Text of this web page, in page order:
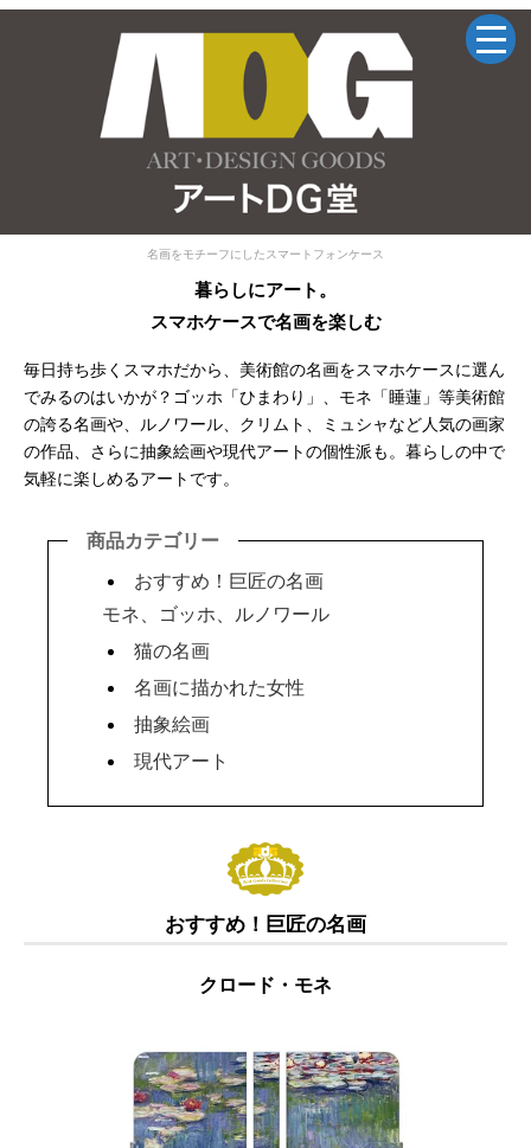
名画をモチーフにしたスマートフォンケース
暮らしにアート。
スマホケースで名画を楽しむ
毎日持ち歩くスマホだから、美術館の名画をスマホケースに選ん
でみるのはいかが？ゴッホ「ひまわり」、モネ「睡蓮」等美術館
の誇る名画や、ルノワール、クリムト、ミュシャなど人気の画家
の作品、さらに抽象絵画や現代アートの個性派も。暮らしの中で
気軽に楽しめるアートです。
商品カテゴリー
おすすめ！巨匠の名画
モネ、ゴッホ、ルノワール
猫の名画
名画に描かれた女性
抽象絵画
現代アート
おすすめ！巨匠の名画
クロード・モネ